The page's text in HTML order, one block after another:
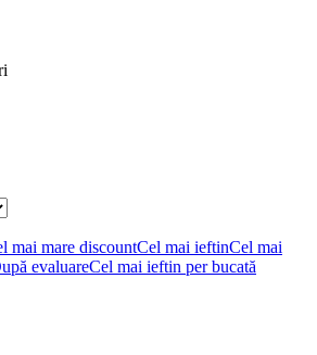
mai mare discountCel mai ieftinCel mai
evaluareCel mai ieftin per bucată